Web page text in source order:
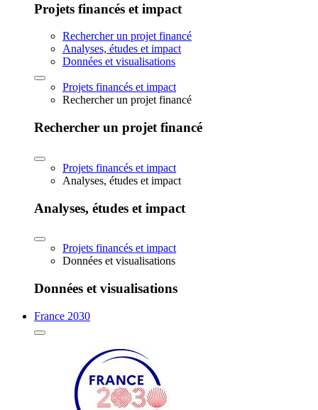
Projets financés et impact
Rechercher un projet financé
Analyses, études et impact
Données et visualisations
Projets financés et impact
Rechercher un projet financé
Rechercher un projet financé
Projets financés et impact
Analyses, études et impact
Analyses, études et impact
Projets financés et impact
Données et visualisations
Données et visualisations
France 2030